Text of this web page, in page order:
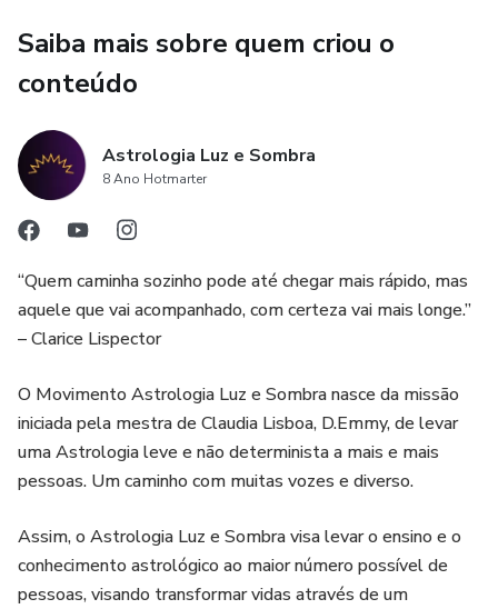
ou para lidar com situações desafiadoras de forma mais
equilibrada e consciente.
Saiba mais sobre quem criou o
conteúdo
Astrologia Luz e Sombra
8 Ano Hotmarter
“Quem caminha sozinho pode até chegar mais rápido, mas
aquele que vai acompanhado, com certeza vai mais longe.”
– Clarice Lispector
O Movimento Astrologia Luz e Sombra nasce da missão
iniciada pela mestra de Claudia Lisboa, D.Emmy, de levar
uma Astrologia leve e não determinista a mais e mais
pessoas. Um caminho com muitas vozes e diverso.
Assim, o Astrologia Luz e Sombra visa levar o ensino e o
conhecimento astrológico ao maior número possível de
pessoas, visando transformar vidas através de um